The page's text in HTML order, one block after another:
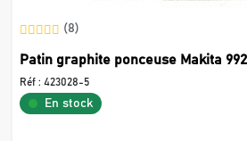
(8)
Patin graphite ponceuse Makita
Réf : 423028-5
En stock